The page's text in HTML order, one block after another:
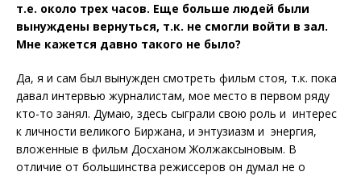
т.е. около трех часов. Еще больше людей были
вынуждены вернуться, т.к. не смогли войти в зал.
Мне кажется давно такого не было?
Да, я и сам был вынужден смотреть фильм стоя, т.к. пока
давал интервью журналистам, мое место в первом ряду
кто-то занял. Думаю, здесь сыграли свою роль и интерес
к личности великого Биржана, и энтузиазм и энергия,
вложенные в фильм Досханом Жолжаксыновым. В
отличие от большинства режиссеров он думал не о